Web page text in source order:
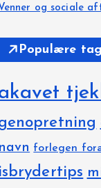
og sociale
Populære
navn forlegen
isbrydertips